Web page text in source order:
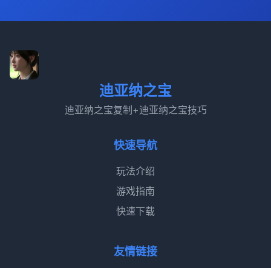
迪亚纳之宝
迪亚纳之宝复制+迪亚纳之宝技巧
快速导航
玩法介绍
游戏指南
快速下载
友情链接